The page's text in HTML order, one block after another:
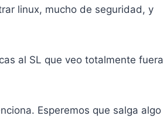
linux, mucho de seguridad, y
al SL que veo totalmente fuera
Esperemos que salga algo